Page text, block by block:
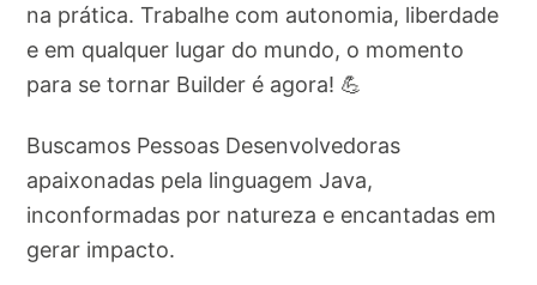
na prática. Trabalhe com autonomia, liberdade
e em qualquer lugar do mundo, o momento
para se tornar Builder é agora! 💪
Buscamos Pessoas Desenvolvedoras
apaixonadas pela linguagem Java,
inconformadas por natureza e encantadas em
gerar impacto.